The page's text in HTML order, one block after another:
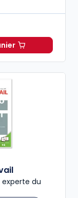
à 68,05 €
Paie à 82,66 €
experte du